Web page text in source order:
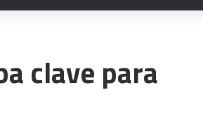
clave para